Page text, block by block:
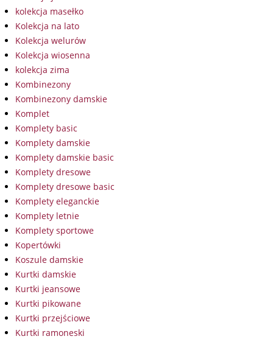
kolekcja masełko
Kolekcja na lato
Kolekcja welurów
Kolekcja wiosenna
kolekcja zima
Kombinezony
Kombinezony damskie
Komplet
Komplety basic
Komplety damskie
Komplety damskie basic
Komplety dresowe
Komplety dresowe basic
Komplety eleganckie
Komplety letnie
Komplety sportowe
Kopertówki
Koszule damskie
Kurtki damskie
Kurtki jeansowe
Kurtki pikowane
Kurtki przejściowe
Kurtki ramoneski